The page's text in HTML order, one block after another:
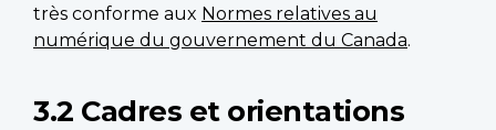
très conforme aux Normes relatives au
numérique du gouvernement du Canada.
3.2 Cadres et orientations